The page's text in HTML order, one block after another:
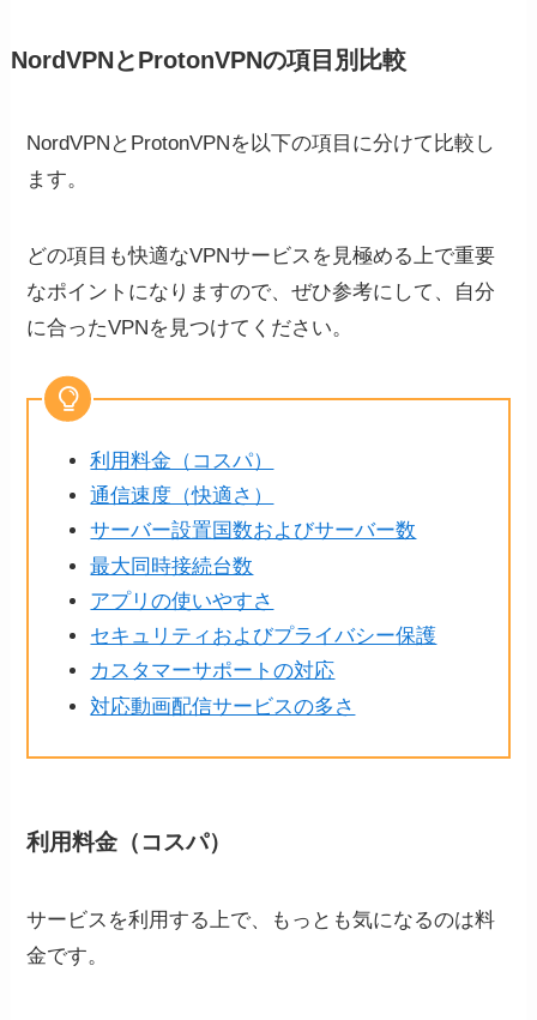
NordVPNとProtonVPNの項目別比較
NordVPNとProtonVPNを以下の項目に分けて比較し
ます。
どの項目も快適なVPNサービスを見極める上で重要
なポイントになりますので、ぜひ参考にして、自分
に合ったVPNを見つけてください。
利用料金（コスパ）
通信速度（快適さ）
サーバー設置国数およびサーバー数
最大同時接続台数
アプリの使いやすさ
セキュリティおよびプライバシー保護
カスタマーサポートの対応
対応動画配信サービスの多さ
利用料金（コスパ）
サービスを利用する上で、もっとも気になるのは料
金です。